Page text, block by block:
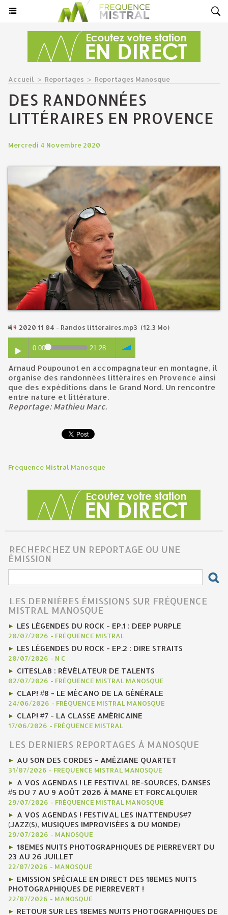
Accueil > Reportages > Reportages Manosque
DES RANDONNÉES
LITTÉRAIRES EN PROVENCE
Mercredi 4 Novembre 2020
2020 11 04 - Randos littéraires.mp3 (12.3 Mo)
0:00 21:28
Arnaud Poupounot en accompagnateur en montagne, il
organise des randonnées littéraires en Provence ainsi
que des expéditions dans le Grand Nord. Un rencontre
entre nature et littérature.
Reportage: Mathieu Marc.
Fréquence Mistral Manosque
RECHERCHEZ UN REPORTAGE OU UNE
ÉMISSION
LES DERNIÈRES ÉMISSIONS SUR FRÉQUENCE
MISTRAL MANOSQUE
LES LÉGENDES DU ROCK - EP.1 : DEEP PURPLE
20/07/2026 - FRÉQUENCE MISTRAL
LES LÉGENDES DU ROCK - EP.2 : DIRE STRAITS
20/07/2026 - N C
CITESLAB : RÉVÉLATEUR DE TALENTS
02/07/2026 - FRÉQUENCE MISTRAL MANOSQUE
CLAP! #8 - LE MÉCANO DE LA GÉNÉRALE
24/06/2026 - FRÉQUENCE MISTRAL MANOSQUE
CLAP! #7 - LA CLASSE AMÉRICAINE
17/06/2026 - FRÉQUENCE MISTRAL
LES DERNIERS REPORTAGES À MANOSQUE
AU SON DES CORDES - AMÉZIANE QUARTET
31/07/2026 - FRÉQUENCE MISTRAL MANOSQUE
A VOS AGENDAS ! LE FESTIVAL RE-SOURCES, DANSES
#5 DU 7 AU 9 AOÛT 2026 À MANE ET FORCALQUIER
29/07/2026 - FRÉQUENCE MISTRAL MANOSQUE
A VOS AGENDAS ! FESTIVAL LES INATTENDUS#7
(JAZZ(S), MUSIQUES IMPROVISÉES & DU MONDE)
29/07/2026 - MANOSQUE
18EMES NUITS PHOTOGRAPHIQUES DE PIERREVERT DU
23 AU 26 JUILLET
22/07/2026 - MANOSQUE
EMISSION SPÉCIALE EN DIRECT DES 18EMES NUITS
PHOTOGRAPHIQUES DE PIERREVERT !
22/07/2026 - MANOSQUE
RETOUR SUR LES 18EMES NUITS PHOTOGRAPHIQUES DE